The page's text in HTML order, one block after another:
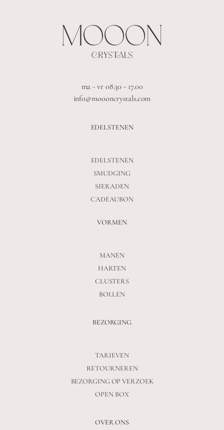
ma - vr 08.30 - 17.00
info@moooncrystals.com
EDELSTENEN
EDELSTENEN
SMUDGING
SIERADEN
CADEAUBON
VORMEN
MANEN
HARTEN
CLUSTERS
BOLLEN
BEZORGING
TARIEVEN
RETOURNEREN
BEZORGING OP VERZOEK
OPEN BOX
OVER ONS